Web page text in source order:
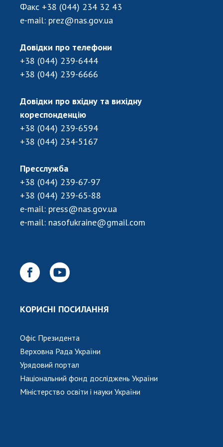
Відкрита наука в НАН України
Підготовка наукових кадрів
МІЖНАРОДНЕ СПІВРОБІТНИЦТВО
Міжнародні угоди
Міжнародні програми та конкурси
ДОКУМЕНТИ
Державний бюджет НАН України
Вибори до складу НАН України
Бланки документів
НОВИНИ
НАУКОВІ ВИДАННЯ
АКАДЕМІЯ КОМЕНТУЄ
ПРОФСПІЛКА НАН УКРАЇНИ
КАБІНЕТ
Факс +38 (044) 234 32 43
e-mail: prez@nas.gov.ua
Довідки про телефони
+38 (044) 239-6444
+38 (044) 239-6666
Довідки про вхідну та вихідну
кореспонденцію
+38 (044) 239-6594
+38 (044) 234-5167
Пресслужба
+38 (044) 239-67-97
+38 (044) 239-65-88
e-mail: press@nas.gov.ua
e-mail: nasofukraine@gmail.com
КОРИСНІ ПОСИЛАННЯ
Офіс Президента
Верховна Рада України
Урядовий портал
Національний фонд досліджень України
Міністерство освіти і науки України